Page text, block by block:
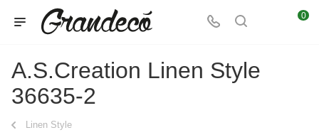
0
A.S.Creation Linen Style
36635-2
Linen Style